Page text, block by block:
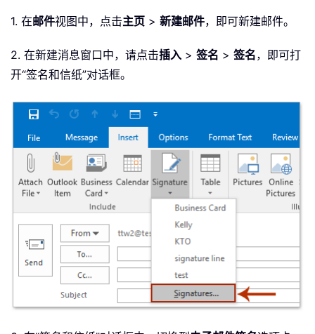
1. 在邮件视图中，点击主页 > 新建邮件，即可新建邮件。
2. 在新建消息窗口中，请点击插入 > 签名 > 签名，即可打
开“签名和信纸”对话框。